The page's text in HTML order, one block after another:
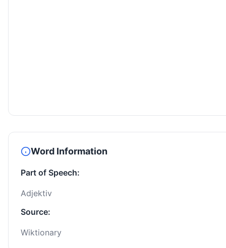
Word Information
Part of Speech:
Adjektiv
Source:
Wiktionary